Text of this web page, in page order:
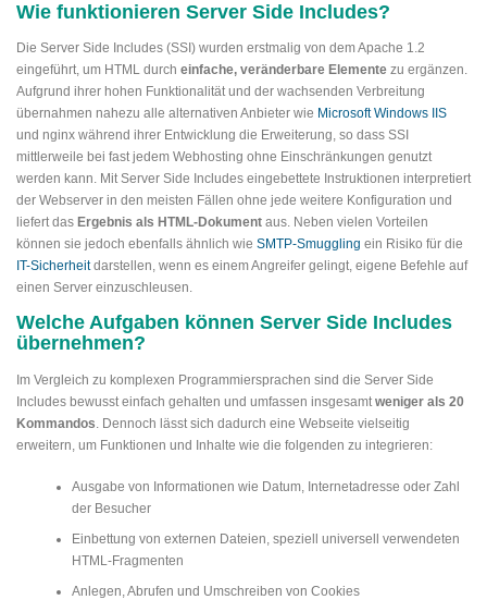
Wie funktionieren Server Side Includes?
Die Server Side Includes (SSI) wurden erstmalig von dem Apache 1.2
eingeführt, um HTML durch einfache, veränderbare Elemente zu ergänzen.
Aufgrund ihrer hohen Funktionalität und der wachsenden Verbreitung
übernahmen nahezu alle alternativen Anbieter wie Microsoft Windows IIS
und nginx während ihrer Entwicklung die Erweiterung, so dass SSI
mittlerweile bei fast jedem Webhosting ohne Einschränkungen genutzt
werden kann. Mit Server Side Includes eingebettete Instruktionen interpretiert
der Webserver in den meisten Fällen ohne jede weitere Konfiguration und
liefert das Ergebnis als HTML-Dokument aus. Neben vielen Vorteilen
können sie jedoch ebenfalls ähnlich wie SMTP-Smuggling ein Risiko für die
IT-Sicherheitdarstellen, wenn es einem Angreifer gelingt, eigene Befehle auf
einen Server einzuschleusen.
Welche Aufgaben können Server Side Includes
übernehmen?
Im Vergleich zu komplexen Programmiersprachen sind die Server Side
Includes bewusst einfach gehalten und umfassen insgesamt weniger als 20
Kommandos . Dennoch lässt sich dadurch eine Webseite vielseitig
erweitern, um Funktionen und Inhalte wie die folgenden zu integrieren:
Ausgabe von Informationen wie Datum, Internetadresse oder Zahl
der Besucher
Einbettung von externen Dateien, speziell universell verwendeten
HTML-Fragmenten
Anlegen, Abrufen und Umschreiben von Cookies